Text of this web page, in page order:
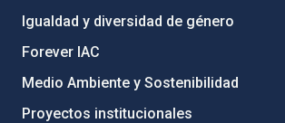
Igualdad y diversidad de género
Forever IAC
Medio Ambiente y Sostenibilidad
Proyectos institucionales